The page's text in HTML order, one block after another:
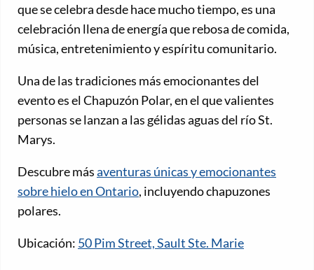
que se celebra desde hace mucho tiempo, es una
celebración llena de energía que rebosa de comida,
música, entretenimiento y espíritu comunitario.
Una de las tradiciones más emocionantes del
evento es el Chapuzón Polar, en el que valientes
personas se lanzan a las gélidas aguas del río St.
Marys.
Descubre másaventuras únicas y emocionantes
sobre hielo en Ontario, incluyendo chapuzones
polares.
Ubicación: 50 Pim Street, Sault Ste. Marie